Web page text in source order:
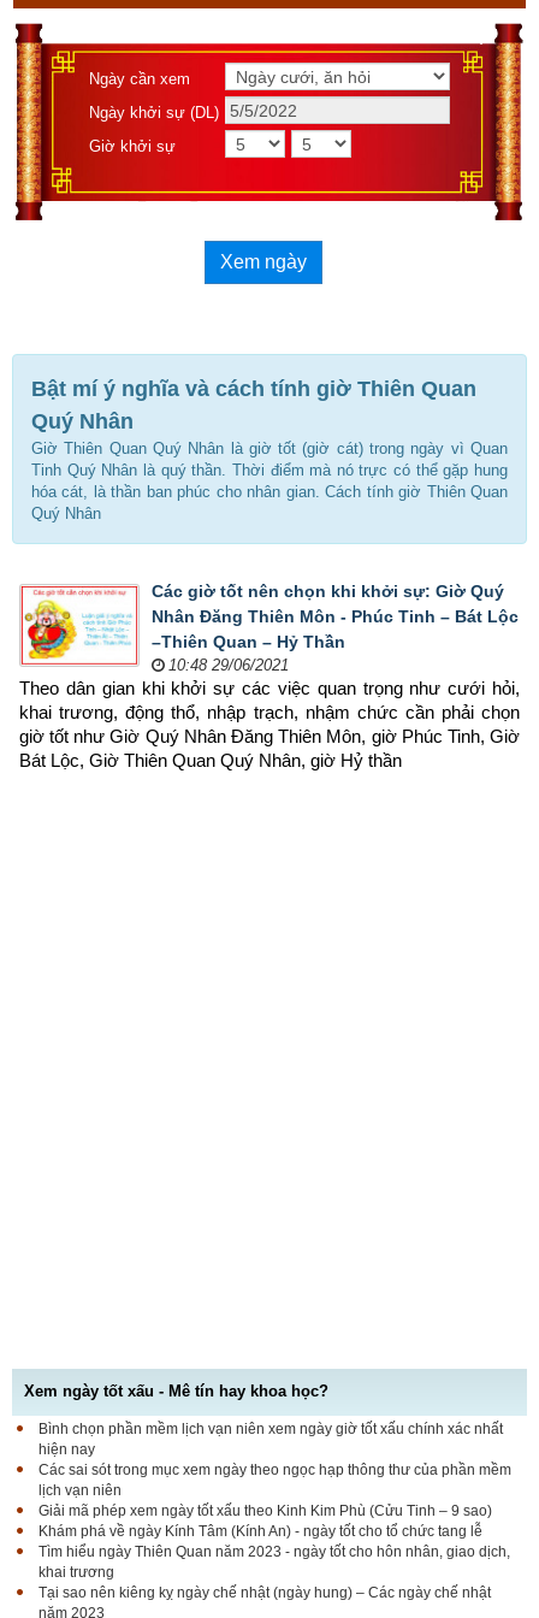
Ngày cần xem
Ngày khởi sự (DL)
Giờ khởi sự
Xem ngày
Bật mí ý nghĩa và cách tính giờ Thiên Quan
Quý Nhân
Giờ Thiên Quan Quý Nhân là giờ tốt (giờ cát) trong ngày vì Quan
Tinh Quý Nhân là quý thần. Thời điểm mà nó trực có thể gặp hung
hóa cát, là thần ban phúc cho nhân gian. Cách tính giờ Thiên Quan
Quý Nhân
Các giờ tốt nên chọn khi khởi sự: Giờ Quý
Nhân Đăng Thiên Môn - Phúc Tinh – Bát Lộc
–Thiên Quan – Hỷ Thần
10:48 29/06/2021
Theo dân gian khi khởi sự các việc quan trọng như cưới hỏi,
khai trương, động thổ, nhập trạch, nhậm chức cần phải chọn
giờ tốt như Giờ Quý Nhân Đăng Thiên Môn, giờ Phúc Tinh, Giờ
Bát Lộc, Giờ Thiên Quan Quý Nhân, giờ Hỷ thần
Xem ngày tốt xấu - Mê tín hay khoa học?
Bình chọn phần mềm lịch vạn niên xem ngày giờ tốt xấu chính xác nhất
hiện nay
Các sai sót trong mục xem ngày theo ngọc hạp thông thư của phần mềm
lịch vạn niên
Giải mã phép xem ngày tốt xấu theo Kinh Kim Phù (Cửu Tinh – 9 sao)
Khám phá về ngày Kính Tâm (Kính An) - ngày tốt cho tổ chức tang lễ
Tìm hiểu ngày Thiên Quan năm 2023 - ngày tốt cho hôn nhân, giao dịch,
khai trương
Tại sao nên kiêng kỵ ngày chế nhật (ngày hung) – Các ngày chế nhật
năm 2023